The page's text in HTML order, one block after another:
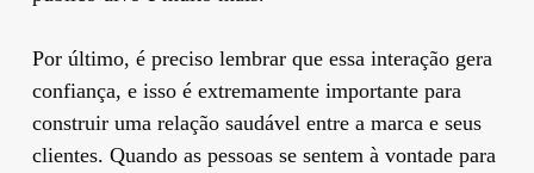
Por último, é preciso lembrar que essa interação gera
confiança, e isso é extremamente importante para
construir uma relação saudável entre a marca e seus
clientes. Quando as pessoas se sentem à vontade para